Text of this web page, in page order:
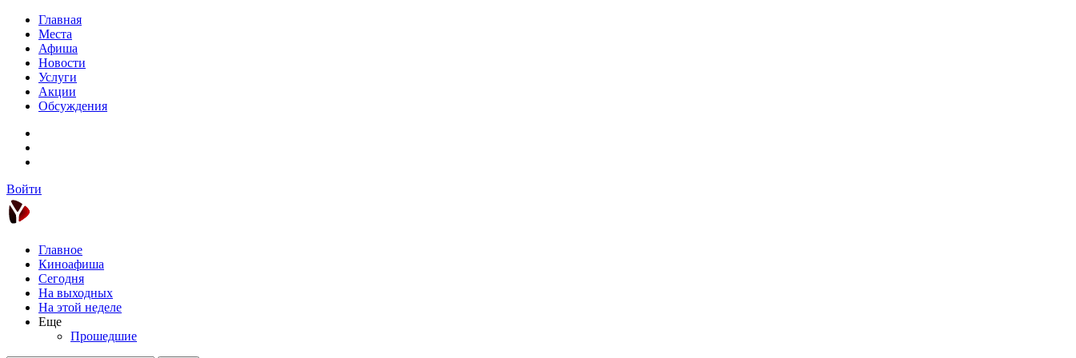
Главная
Места
Афиша
Новости
Услуги
Акции
Обсуждения
Войти
Главное
Киноафиша
Сегодня
На выходных
На этой неделе
Еще
Прошедшие